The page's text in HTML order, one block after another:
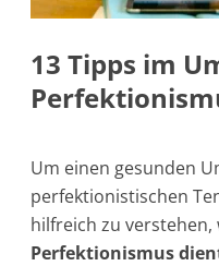
13 Tipps im
Um einen gesunden
perfektionistischen
hilfreich zu
Perfektionismus